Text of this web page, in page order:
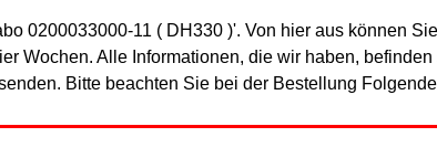
0200033000-11 ( DH330 )'. Von hier aus können
Wochen. Alle Informationen, die wir haben,
Bitte beachten Sie bei der Bestellung